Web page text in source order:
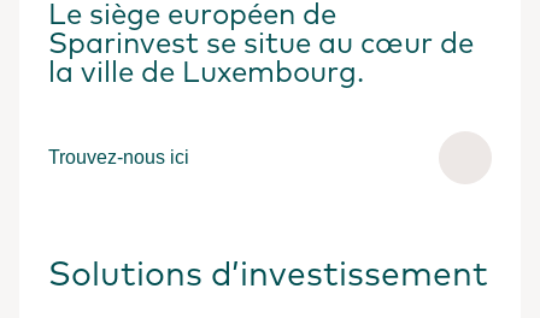
Le siège européen de
Sparinvest se situe au cœur de
la ville de Luxembourg.
Trouvez-nous ici
Solutions d’investissement